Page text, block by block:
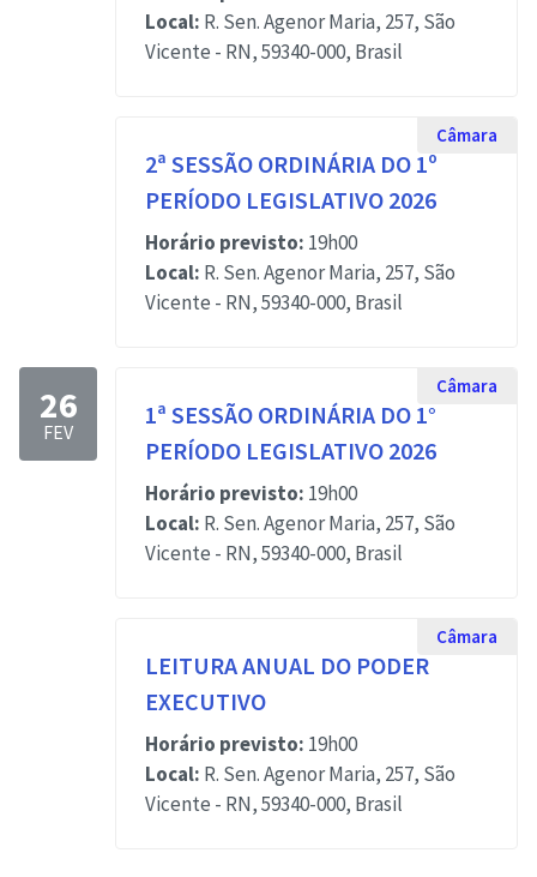
Local: R. Sen. Agenor Maria, 257, São
Vicente - RN, 59340-000, Brasil
2ª SESSÃO ORDINÁRIA DO 1º
PERÍODO LEGISLATIVO 2026
Horário previsto: 19h00
Local: R. Sen. Agenor Maria, 257, São
Vicente - RN, 59340-000, Brasil
Câmara
26
FEV
1ª SESSÃO ORDINÁRIA DO 1°
PERÍODO LEGISLATIVO 2026
Horário previsto: 19h00
Local: R. Sen. Agenor Maria, 257, São
Vicente - RN, 59340-000, Brasil
Câmara
LEITURA ANUAL DO PODER
EXECUTIVO
Horário previsto: 19h00
Local: R. Sen. Agenor Maria, 257, São
Vicente - RN, 59340-000, Brasil
Câmara